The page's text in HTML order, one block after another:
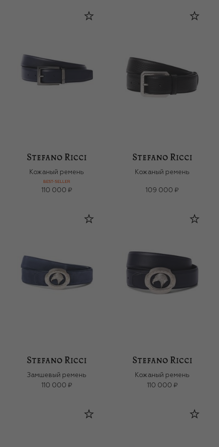
Кожаный ремень
BEST-SELLER
110 000 ₽
Кожаный ремень
109 000 ₽
Замшевый ремень
110 000 ₽
Кожаный ремень
110 000 ₽